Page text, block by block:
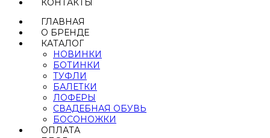
КОНТАКТЫ
ГЛАВНАЯ
О БРЕНДЕ
КАТАЛОГ
НОВИНКИ
БОТИНКИ
ТУФЛИ
БАЛЕТКИ
ЛОФЕРЫ
СВАДЕБНАЯ ОБУВЬ
БОСОНОЖКИ
ОПЛАТА